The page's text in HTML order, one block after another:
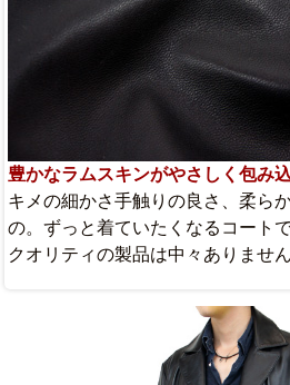
豊かなラムスキンがやさしく包み
キメの細かさ手触りの良さ、柔ら
の。ずっと着ていたくなるコート
クオリティの製品は中々ありません